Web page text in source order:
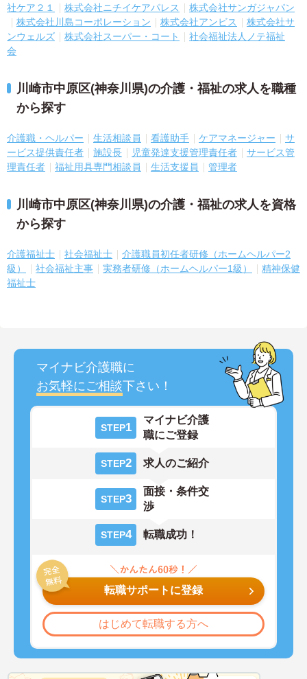
社ケア２１
株式会社ニチイケアパレス
株式会社サンガジャパン
株式会社川島コーポレーション
株式会社アンビス
株式会社サ
ンウェルズ
株式会社スーパー・コート
社会福祉法人ノテ福祉
会
川崎市中原区(神奈川県)の介護・福祉の求人を職種
から探す
介護職・ヘルパー 生活相談員 看護助手 ケアマネージャー
サ
ービス提供責任者
施設長 児童発達支援管理責任者
サービス管
理責任者
福祉用具専門相談員 生活支援員 管理者
川崎市中原区(神奈川県)の介護・福祉の求人を資格
から探す
介護福祉士 社会福祉士
介護職員初任者研修（ホームヘルパー2
級）
社会福祉主事 実務者研修（ホームヘルパー1級）
精神保健
福祉士
マイナビ介護職に
お気軽にご相談下さい！
STEP1
マイナビ介護
職にご登録
STEP2 求人のご紹介
STEP3
面接・条件交
渉
STEP4 転職成功！
転職サポートに登録
はじめて転職する方へ